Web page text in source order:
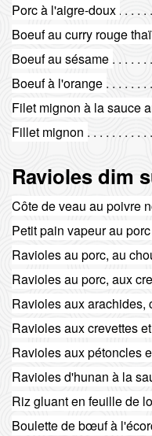
Porc à l'aigre-doux
Boeuf au curry rouge thaï
Boeuf au sésame
Boeuf à l'orange
Filet mignon à la sauce
Fillet mignon
Ravioles dim
Côte de veau au poivre
Petit pain vapeur au
Ravioles au porc, au
Ravioles au porc, aux
Ravioles aux pétoncles
Riz gluant en feuille de
Boulette de bœuf à